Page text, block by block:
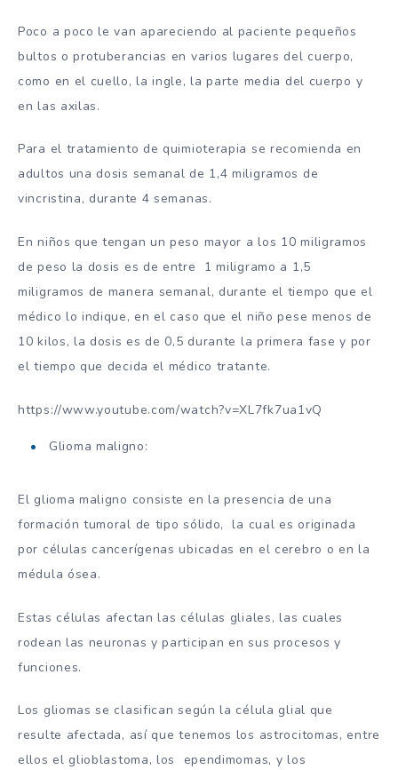
Poco a poco le van apareciendo al paciente pequeños
bultos o protuberancias en varios lugares del cuerpo,
como en el cuello, la ingle, la parte media del cuerpo y
en las axilas.
Para el tratamiento de quimioterapia se recomienda en
adultos una dosis semanal de 1,4 miligramos de
vincristina, durante 4 semanas.
En niños que tengan un peso mayor a los 10 miligramos
de peso la dosis es de entre 1 miligramo a 1,5
miligramos de manera semanal, durante el tiempo que el
médico lo indique, en el caso que el niño pese menos de
10 kilos, la dosis es de 0,5 durante la primera fase y por
el tiempo que decida el médico tratante.
https://www.youtube.com/watch?v=XL7fk7ua1vQ
Glioma maligno:
El glioma maligno consiste en la presencia de una
formación tumoral de tipo sólido, la cual es originada
por células cancerígenas ubicadas en el cerebro o en la
médula ósea.
Estas células afectan las células gliales, las cuales
rodean las neuronas y participan en sus procesos y
funciones.
Los gliomas se clasifican según la célula glial que
resulte afectada, así que tenemos los astrocitomas, entre
ellos el glioblastoma, los ependimomas, y los